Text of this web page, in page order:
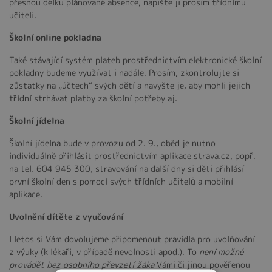
učiteli.
Školní online pokladna
Také stávající systém plateb prostřednictvím elektronické školní
pokladny budeme využívat i nadále. Prosím, zkontrolujte si
zůstatky na „účtech“ svých dětí a navyšte je, aby mohli jejich
třídní strhávat platby za školní potřeby aj.
Školní jídelna
Školní jídelna bude v provozu od 2. 9., oběd je nutno
individuálně přihlásit prostřednictvím aplikace strava.cz, popř.
na tel. 604 945 300, stravování na další dny si děti přihlásí
první školní den s pomocí svých třídních učitelů a mobilní
aplikace.
Uvolnění dítěte z vyučování
I letos si Vám dovolujeme připomenout pravidla pro uvolňování
z výuky (k lékaři, v případě nevolnosti apod.). To není možné
provádět bez osobního převzetí žákaVámi či jinou pověřenou